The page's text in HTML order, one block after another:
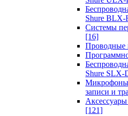
Shure BLX-
Системы
[16]
Проводные
Shure SLX-
Микрофоны
записи и
[121]